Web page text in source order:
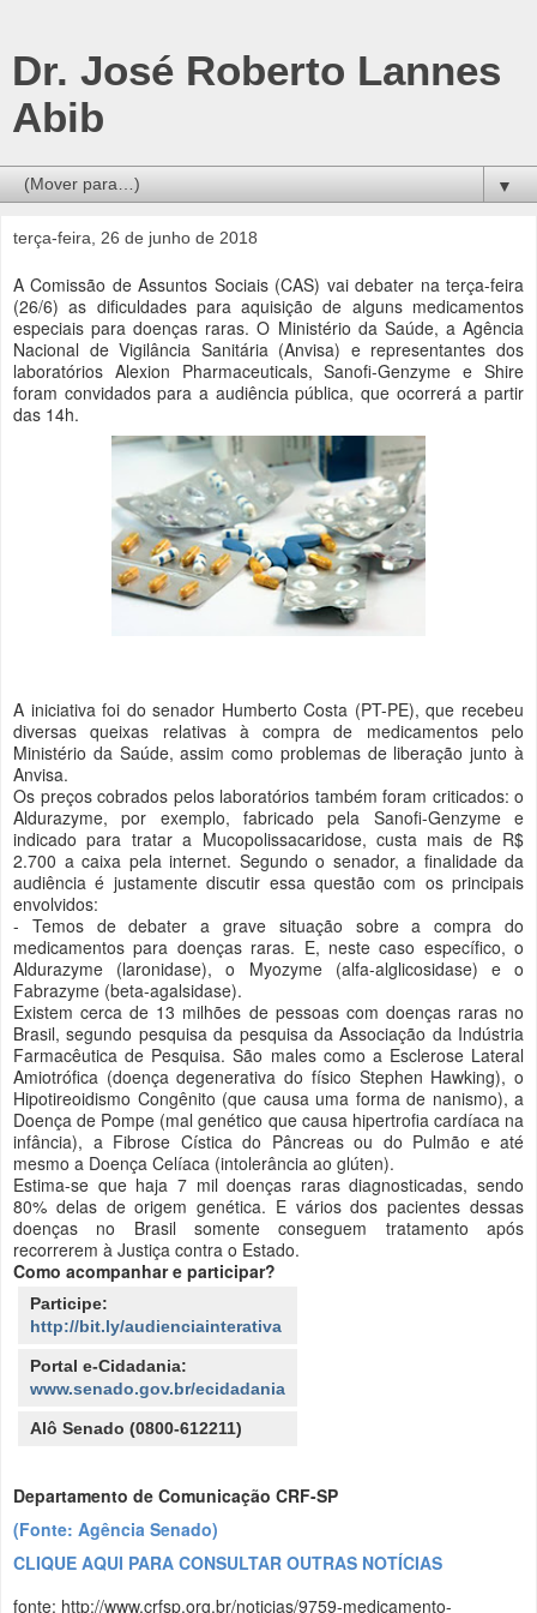
Dr. José Roberto Lannes
Abib
▼
terça-feira, 26 de junho de 2018
A Comissão de Assuntos Sociais (CAS) vai debater na terça-feira
(26/6) as dificuldades para aquisição de alguns medicamentos
especiais para doenças raras. O Ministério da Saúde, a Agência
Nacional de Vigilância Sanitária (Anvisa) e representantes dos
laboratórios Alexion Pharmaceuticals, Sanofi-Genzyme e Shire
foram convidados para a audiência pública, que ocorrerá a partir
das 14h.
A iniciativa foi do senador Humberto Costa (PT-PE), que recebeu
diversas queixas relativas à compra de medicamentos pelo
Ministério da Saúde, assim como problemas de liberação junto à
Anvisa.
Os preços cobrados pelos laboratórios também foram criticados: o
Aldurazyme, por exemplo, fabricado pela Sanofi-Genzyme e
indicado para tratar a Mucopolissacaridose, custa mais de R$
2.700 a caixa pela internet. Segundo o senador, a finalidade da
audiência é justamente discutir essa questão com os principais
envolvidos:
- Temos de debater a grave situação sobre a compra do
medicamentos para doenças raras. E, neste caso específico, o
Aldurazyme (laronidase), o Myozyme (alfa-alglicosidase) e o
Fabrazyme (beta-agalsidase).
Existem cerca de 13 milhões de pessoas com doenças raras no
Brasil, segundo pesquisa da pesquisa da Associação da Indústria
Farmacêutica de Pesquisa. São males como a Esclerose Lateral
Amiotrófica (doença degenerativa do físico Stephen Hawking), o
Hipotireoidismo Congênito (que causa uma forma de nanismo), a
Doença de Pompe (mal genético que causa hipertrofia cardíaca na
infância), a Fibrose Cística do Pâncreas ou do Pulmão e até
mesmo a Doença Celíaca (intolerância ao glúten).
Estima-se que haja 7 mil doenças raras diagnosticadas, sendo
80% delas de origem genética. E vários dos pacientes dessas
doenças no Brasil somente conseguem tratamento após
recorrerem à Justiça contra o Estado.
Como acompanhar e participar?
Participe:
http://bit.ly/audienciainterativa
Portal e-Cidadania:
www.senado.gov.br/ecidadania
Alô Senado (0800-612211)
Departamento de Comunicação CRF-SP
(Fonte: Agência Senado)
CLIQUE AQUI PARA CONSULTAR OUTRAS NOTÍCIAS
fonte: http://www.crfsp.org.br/noticias/9759-medicamento-